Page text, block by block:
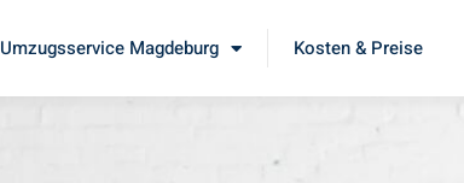
Umzugsservice Magdeburg Kosten & Preise